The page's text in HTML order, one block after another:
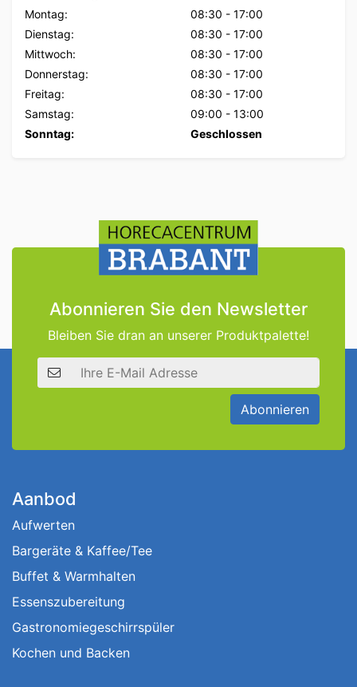
Montag: 08:30 - 17:00
Dienstag:
08:30 - 17:00
Mittwoch:
08:30 - 17:00
Donnerstag:
08:30 - 17:00
Freitag:
08:30 - 17:00
Samstag:
09:00 - 13:00
Sonntag:
Geschlossen
Abonnieren Sie den Newsletter
Bleiben Sie dran an unserer Produktpalette!
E-Mail Adresse
Abonnieren
Aanbod
Aufwerten
Bargeräte & Kaffee/Tee
Buffet & Warmhalten
Essenszubereitung
Gastronomiegeschirrspüler
Kochen und Backen